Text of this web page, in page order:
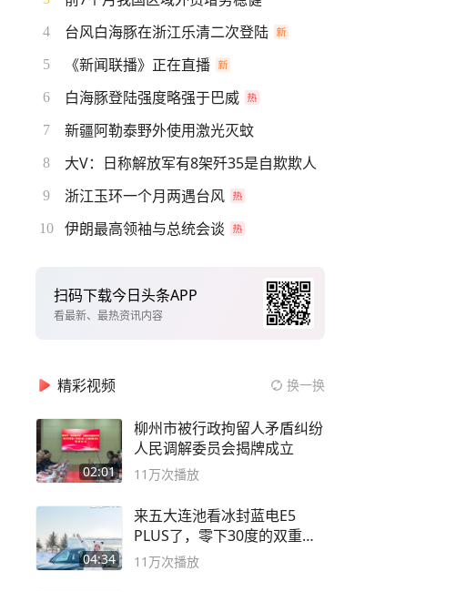
4 台风白海豚在浙江乐清二次登陆
5 《新闻联播》正在直播
6 白海豚登陆强度略强于巴威
7 新疆阿勒泰野外使用激光灭蚊
8 大V：日称解放军有8架歼35是自欺欺人
9 浙江玉环一个月两遇台风
10 伊朗最高领袖与总统会谈
扫码下载今日头条APP
看最新、最热资讯内容
精彩视频 换一换
02:01
柳州市被行政拘留人矛盾纠纷
人民调解委员会揭牌成立
11万次播放
04:34
来五大连池看冰封蓝电E5
PLUS了，零下30度的双重冰
封40小时全录
11万次播放